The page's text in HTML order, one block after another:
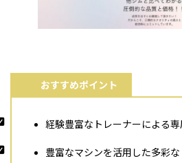
おすすめポイント
経験豊富なトレーナーによる専
豊富なマシンを活用した多彩